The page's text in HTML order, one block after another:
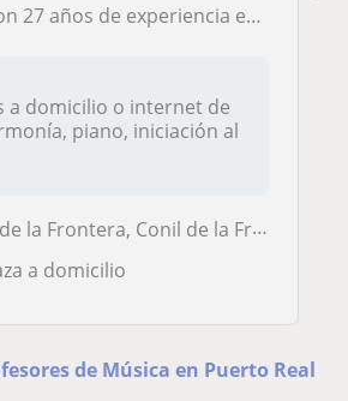
en el conservatorio. Clases de armonía, piano, análisis
a domicilio o internet de
Conil de la Frontera, Puerto Real, San Fernan...
a domicilio
de Música en Puerto Real